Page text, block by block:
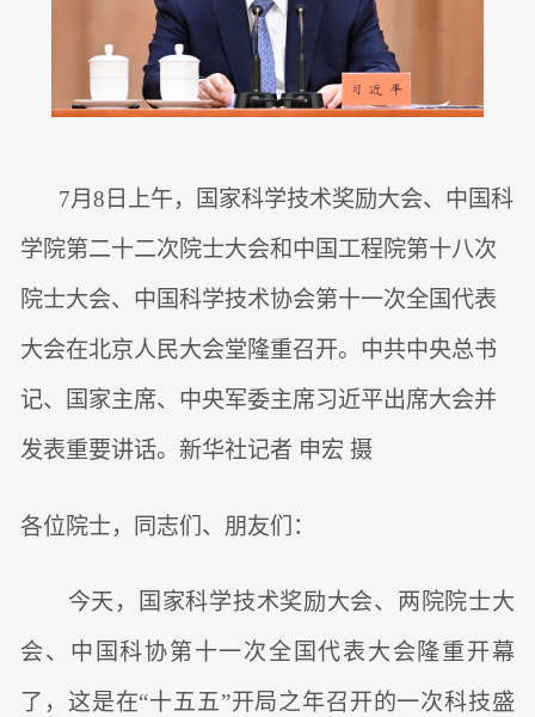
7月8日上午，国家科学技术奖励大会、中国科
学院第二十二次院士大会和中国工程院第十八次
院士大会、中国科学技术协会第十一次全国代表
大会在北京人民大会堂隆重召开。中共中央总书
记、国家主席、中央军委主席习近平出席大会并
发表重要讲话。新华社记者 申宏 摄
各位院士，同志们、朋友们：
今天，国家科学技术奖励大会、两院院士大
会、中国科协第十一次全国代表大会隆重开幕
了，这是在“十五五”开局之年召开的一次科技盛